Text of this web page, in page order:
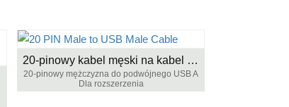
20-pinowy kabel męski na kabel USB
20-pinowy mężczyzna do podwójnego USB A
Dla rozszerzenia